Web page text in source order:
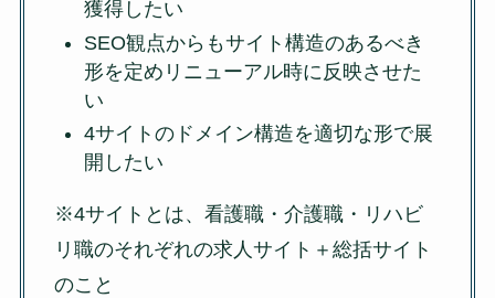
獲得したい
SEO観点からもサイト構造のあるべき
形を定めリニューアル時に反映させた
い
4サイトのドメイン構造を適切な形で展
開したい
※4サイトとは、看護職・介護職・リハビ
リ職のそれぞれの求人サイト＋総括サイト
のこと